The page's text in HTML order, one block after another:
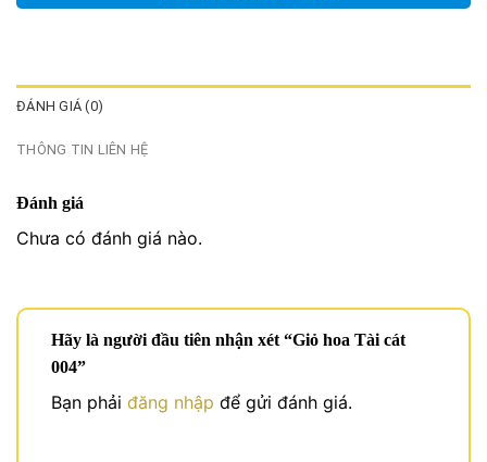
ĐÁNH GIÁ (0)
THÔNG TIN LIÊN HỆ
Đánh giá
Chưa có đánh giá nào.
Hãy là người đầu tiên nhận xét “Giỏ hoa Tài cát
004”
Bạn phải đăng nhập để gửi đánh giá.